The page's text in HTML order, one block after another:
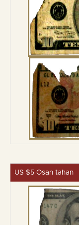
US $5 Osan tahan